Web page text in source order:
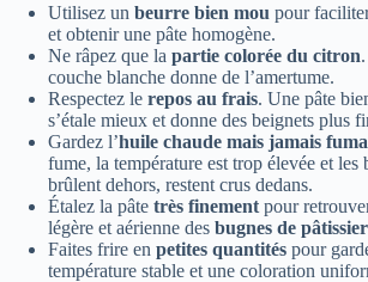
Utilisez un beurre bien mou pour
et obtenir une pâte homogène.
Ne râpez que la partie colorée du citron
couche blanche donne de l’amertume.
Respectez le repos au frais. Une pâte
s’étale mieux et donne des beignets plus
Gardez l’huile chaude mais jamais
fume, la température est trop élevée et les
brûlent dehors, restent crus dedans.
Étalez la pâte très finement pour
légère et aérienne des bugnes de pâtissier
Faites frire en petites quantités pour
température stable et une coloration